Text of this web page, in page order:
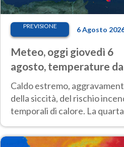
PREVISIONE 6 Agosto
Meteo, oggi giovedì 6
agosto, temperature
ai 40 gradi
Caldo estremo,
della siccità, del rischio
temporali di calore. La quarta
tregua e durerà fino